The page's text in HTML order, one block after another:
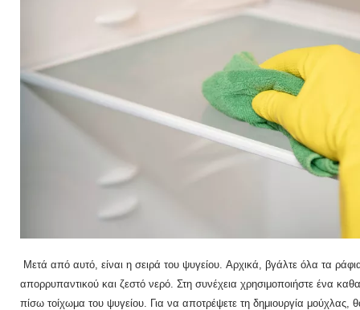
Μετά από αυτό, είναι η σειρά του ψυγείου. Αρχικά, βγάλτε όλα τα
απορρυπαντικού και ζεστό νερό. Στη συνέχεια χρησιμοποιήστε ένα
πίσω τοίχωμα του ψυγείου.
Για να αποτρέψετε τη δημιουργία μούχλας,